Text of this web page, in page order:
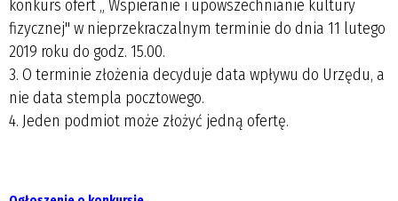
konkurs ofert „ Wspieranie i upowszechnianie kultury
fizycznej" w nieprzekraczalnym terminie do dnia 11 lutego
2019 roku do godz. 15.00.
3. O terminie złożenia decyduje data wpływu do Urzędu, a
nie data stempla pocztowego.
4. Jeden podmiot może złożyć jedną ofertę.